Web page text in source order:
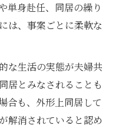
単身赴任、同居の繰り
は、事案ごとに柔軟な
な生活の実態が夫婦共
居とみなされることも
合も、外形上同居して
解消されていると認め